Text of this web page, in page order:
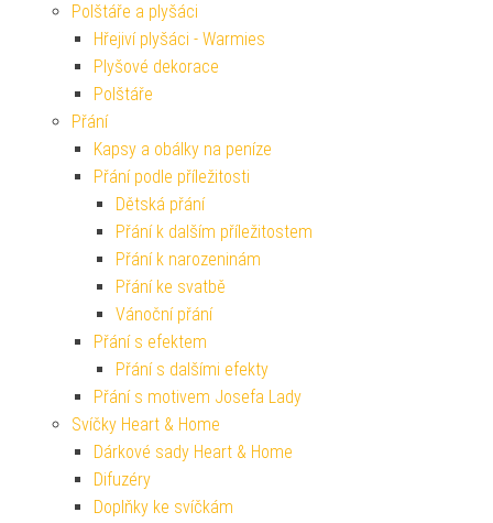
Polštáře a plyšáci
Hřejiví plyšáci - Warmies
Plyšové dekorace
Polštáře
Přání
Kapsy a obálky na peníze
Přání podle příležitosti
Dětská přání
Přání k dalším příležitostem
Přání k narozeninám
Přání ke svatbě
Vánoční přání
Přání s efektem
Přání s dalšími efekty
Přání s motivem Josefa Lady
Svíčky Heart & Home
Dárkové sady Heart & Home
Difuzéry
Doplňky ke svíčkám